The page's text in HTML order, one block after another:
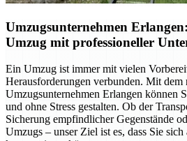
Umzugsunternehmen
Umzug mit professioneller
Ein Umzug ist immer mit vielen
Herausforderungen verbunden. Mit dem
Umzugsunternehmen Erlangen können
und ohne Stress gestalten. Ob der
Sicherung empfindlicher Gegenstände
Umzugs – unser Ziel ist es, dass Sie